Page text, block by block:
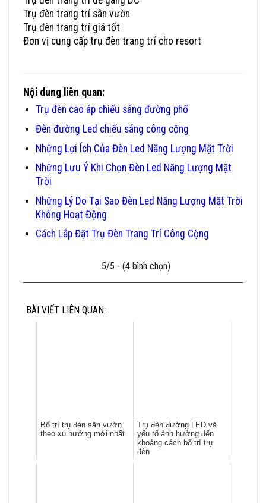
Trụ đèn trang trí sân vườn
Trụ đèn trang trí giá tốt
Đơn vị cung cấp trụ đèn trang trí cho resort
Nội dung liên quan:
Trụ đèn cao áp chiếu sáng đường phố
Đèn đường Led chiếu sáng công cộng
Những Lợi Ích Của Đèn Led Năng Lượng Mặt Trời
Những Lưu Ý Khi Chọn Đèn Led Năng Lượng Mặt
Trời
Những Lý Do Tại Sao Đèn Led Năng Lượng Mặt Trời
Không Hoạt Động
Cách Lắp Đặt Trụ Đèn Trang Trí Công Cộng
5/5 - (4 bình chọn)
BÀI VIẾT LIÊN QUAN:
Bố trí trụ đèn sân vườn
theo xu hướng mới nhất
Trụ đèn đường LED và
yếu tố ảnh hưởng đến
khoảng cách bố trí trụ
đèn